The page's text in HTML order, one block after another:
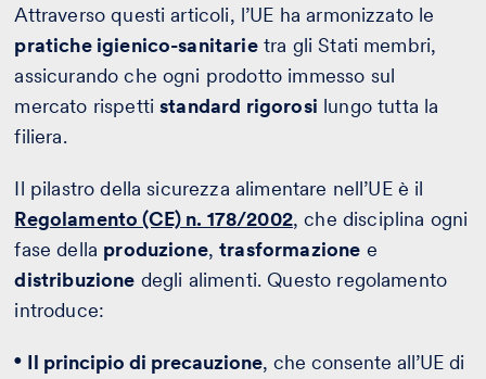
Attraverso questi articoli, l’UE ha armonizzato le
pratiche igienico-sanitarietra gli Stati membri,
assicurando che ogni prodotto immesso sul
mercato rispettistandard rigorosi lungo tutta la
filiera.
Il pilastro della sicurezza alimentare nell’UE è il
Regolamento (CE) n. 178/2002, che disciplina ogni
fase della produzione,trasformazione e
distribuzione degli alimenti. Questo regolamento
introduce:
Il principio di precauzione, che consente all’UE di